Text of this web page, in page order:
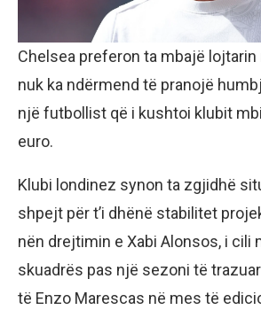
Chelsea preferon ta mbajë lojtarin
nuk ka ndërmend të pranojë
një futbollist që i kushtoi klubit
euro.
Klubi londinez synon ta zgjidhë
shpejt për t’i dhënë stabilitet
nën drejtimin e Xabi Alonsos, i cili
skuadrës pas një sezoni të
të Enzo Marescas në mes të